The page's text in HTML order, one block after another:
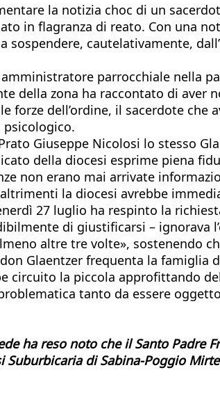
la notizia choc di un
in flagranza di reato. Con una
cautelativamente,
parrocchiale nella
della zona ha raccontato di
forze dell’ordine, il sacerdote che
psicologico.
Giuseppe Nicolosi lo stesso
della diocesi esprime piena
non erano mai arrivate
la diocesi avrebbe
27 luglio ha respinto la
di giustificarsi – ignorava
altre tre volte», sostenendo
Glaentzer frequenta la famiglia
circuito la piccola approfittando
tanto da essere
ha reso noto che il Santo Padre
Suburbicaria di Sabina-Poggio